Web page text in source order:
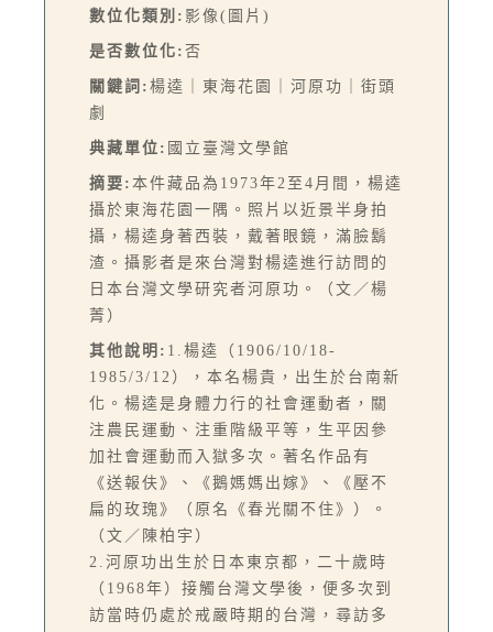
數位化類別: 影像(圖片)
是否數位化: 否
關鍵詞: 楊逵｜東海花園｜河原功｜街頭
劇
典藏單位: 國立臺灣文學館
摘要: 本件藏品為1973年2至4月間，楊逵
攝於東海花園一隅。照片以近景半身拍
攝，楊逵身著西裝，戴著眼鏡，滿臉鬍
渣。攝影者是來台灣對楊逵進行訪問的
日本台灣文學研究者河原功。（文／楊
菁）
其他說明: 1.楊逵（1906/10/18-
1985/3/12），本名楊貴，出生於台南新
化。楊逵是身體力行的社會運動者，關
注農民運動、注重階級平等，生平因參
加社會運動而入獄多次。著名作品有
《送報伕》、《鵝媽媽出嫁》、《壓不
扁的玫瑰》（原名《春光關不住》）。
（文／陳柏宇）
2.河原功出生於日本東京都，二十歲時
（1968年）接觸台灣文學後，便多次到
訪當時仍處於戒嚴時期的台灣，尋訪多